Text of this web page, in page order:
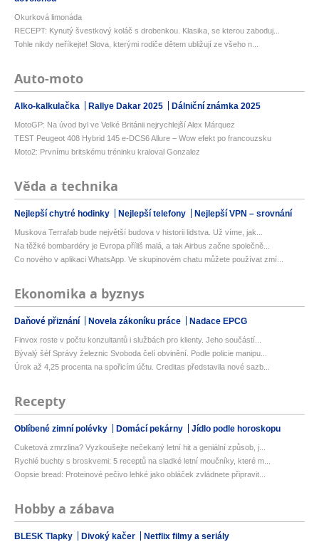
Okurková limonáda
RECEPT: Kynutý švestkový koláč s drobenkou. Klasika, se kterou zaboduj...
Tohle nikdy neříkejte! Slova, kterými rodiče dětem ubližují ze všeho n...
Auto-moto
Alko-kalkulačka Rallye Dakar 2025 Dálniční známka 2025
MotoGP: Na úvod byl ve Velké Británii nejrychlejší Alex Márquez
TEST Peugeot 408 Hybrid 145 e-DCS6 Allure – Wow efekt po francouzsku
Moto2: Prvnímu britskému tréninku kraloval Gonzalez
Věda a technika
Nejlepší chytré hodinky Nejlepší telefony Nejlepší VPN – srovnání
Muskova Terrafab bude největší budova v historii lidstva. Už víme, jak...
Na těžké bombardéry je Evropa příliš malá, a tak Airbus začne společně...
Co nového v aplikaci WhatsApp. Ve skupinovém chatu můžete používat zmí...
Ekonomika a byznys
Daňové přiznání Novela zákoníku práce Nadace EPCG
Finvox roste v počtu konzultantů i službách pro klienty. Jeho součástí...
Bývalý šéf Správy železnic Svoboda čelí obvinění. Podle policie manipu...
Úrok až 4,25 procenta na spořicím účtu. Creditas představila nové sazb...
Recepty
Oblíbené zimní polévky Domácí pekárny Jídlo podle horoskopu
Cuketová zmrzlina? Vyzkoušejte nečekaný letní hit a geniální způsob, j...
Rychlé buchty s broskvemi: 5 receptů na sladké letní moučníky, které m...
Oopsie bread: Proteinové pečivo lehké jako obláček zvládnete připravit...
Hobby a zábava
BLESK Tlapky Divoký kačer Netflix filmy a seriály